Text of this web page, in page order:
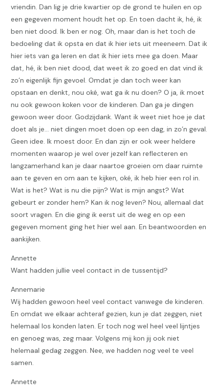
vriendin. Dan lig je drie kwartier op de grond te huilen en op
een gegeven moment houdt het op. En toen dacht ik, hé, ik
ben niet dood. Ik ben er nog. Oh, maar dan is het toch de
bedoeling dat ik opsta en dat ik hier iets uit meeneem. Dat ik
hier iets van ga leren en dat ik hier iets mee ga doen. Maar
dat, hé, ik ben niet dood, dat weet ik zo goed en dat vind ik
zo’n eigenlijk fijn gevoel. Omdat je dan toch weer kan
opstaan en denkt, nou oké, wat ga ik nu doen? O ja, ik moet
nu ook gewoon koken voor de kinderen. Dan ga je dingen
gewoon weer door. Godzijdank. Want ik weet niet hoe je dat
doet als je… niet dingen moet doen op een dag, in zo’n geval.
Geen idee. Ik moest door. En dan zijn er ook weer heldere
momenten waarop je wel over jezelf kan reflecteren en
langzamerhand kan je daar naartoe groeien om daar ruimte
aan te geven en om aan te kijken, oké, ik heb hier een rol in.
Wat is het? Wat is nu die pijn? Wat is mijn angst? Wat
gebeurt er zonder hem? Kan ik nog leven? Nou, allemaal dat
soort vragen. En die ging ik eerst uit de weg en op een
gegeven moment ging het hier wel aan. En beantwoorden en
aankijken.
Annette
Want hadden jullie veel contact in de tussentijd?
Annemarie
Wij hadden gewoon heel veel contact vanwege de kinderen.
En omdat we elkaar achteraf gezien, kun je dat zeggen, niet
helemaal los konden laten. Er toch nog wel heel veel lijntjes
en genoeg was, zeg maar. Volgens mij kon jij ook niet
helemaal gedag zeggen. Nee, we hadden nog veel te veel
samen.
Annette